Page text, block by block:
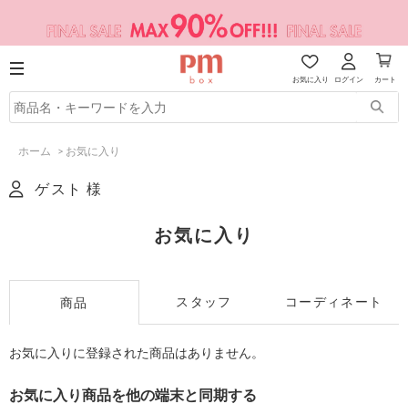
お気に入り ログイン カート
ホーム > お気に入り
ゲスト 様
お気に入り
商品 スタッフ コーディネート
お気に入りに登録された商品はありません。
お気に入り商品を他の端末と同期する